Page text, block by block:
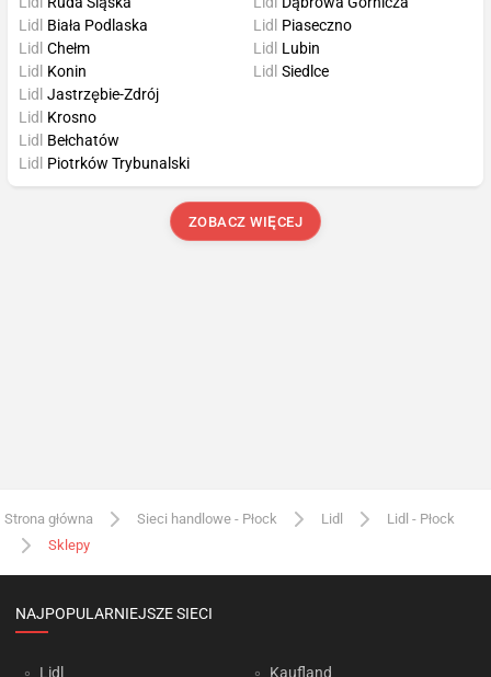
Lidl Biała Podlaska
Lidl Chełm
Lidl Konin
Lidl Piaseczno
Lidl Lubin
Lidl Siedlce
Lidl Jastrzębie-Zdrój
Lidl Krosno
Lidl Bełchatów
Lidl Piotrków Trybunalski
ZOBACZ WIĘCEJ
Strona główna Sieci handlowe - Płock Lidl
Lidl - Płock
Sklepy
NAJPOPULARNIEJSZE SIECI
Lidl Kaufland